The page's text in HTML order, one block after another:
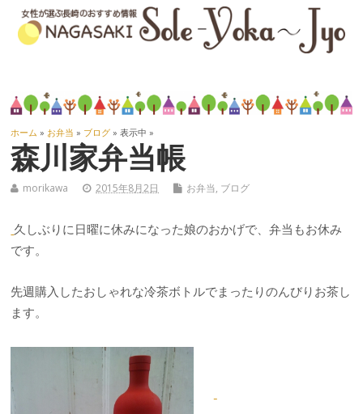
ホーム » お弁当 » ブログ » 表示中 »
森川家弁当帳
morikawa 2015年8月2日 お弁当, ブログ
久しぶりに日曜に休みになった娘のおかげで、弁当もお休み
です。
先週購入したおしゃれな冷茶ボトルでまったりのんびりお茶し
ます。